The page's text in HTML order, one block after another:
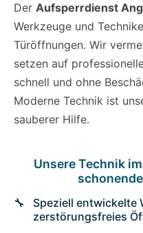
Der Aufsperrdienst
Werkzeuge und
Türöffnungen. Wir
setzen auf
schnell und ohne
Moderne Technik ist
sauberer Hilfe.
Unsere Technik
Speziell entwickelte
zerstörungsfreies